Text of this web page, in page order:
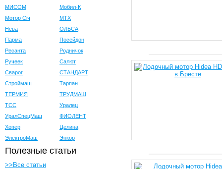
МИСОМ
Мобил-К
Мотор Сiч
МТХ
Нева
ОЛЬСА
Парма
Посейдон
Ресанта
Родничок
Ручеек
Салют
Сварог
СТАНДАРТ
Строймаш
Тарпан
ТЕРМИЯ
ТРУДМАШ
ТСС
Уралец
УралСпецМаш
ФИОЛЕНТ
Хопер
Целина
ЭлектроМаш
Энкор
Полезные статьи
>>Все статьи